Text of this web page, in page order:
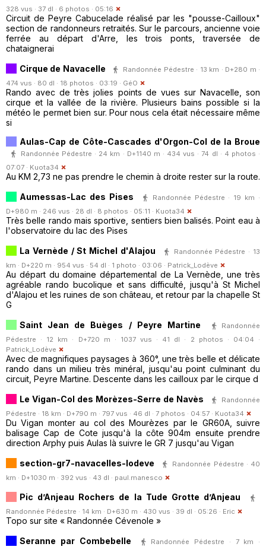
328 vus · 37 dl · 6 photos · 05:16
Circuit de Peyre Cabucelade réalisé par les "pousse-Cailloux"
section de randonneurs retraités. Sur le parcours, ancienne voie
ferrée au départ d'Arre, les trois ponts, traversée de
chataignerai
Cirque de Navacelle
Randonnée Pédestre · 13 km · D+280 m ·
474 vus · 80 dl · 18 photos · 03:19 · GéO
Rando avec de très jolies points de vues sur Navacelle, son
cirque et la vallée de la rivière. Plusieurs bains possible si la
météo le permet bien sur. Pour nous cela était nécessaire même
si
Aulas-Cap de Côte-Cascades d'Orgon-Col de la Broue
Randonnée Pédestre · 24 km · D+1140 m · 434 vus · 74 dl · 4 photos ·
07:07 · Kuota34
Au KM 2,73 ne pas prendre le chemin à droite rester sur la route.
Aumessas-Lac des Pises
Randonnée Pédestre · 19 km ·
D+980 m · 246 vus · 28 dl · 8 photos · 05:11 · Kuota34
Très belle rando mais sportive, sentiers bien balisés. Point eau à
l'observatoire du lac des Pises
La Vernède / St Michel d'Alajou
Randonnée Pédestre · 13
km · D+220 m · 954 vus · 54 dl · 1 photo · 03:06 · Patrick_Lodève
Au départ du domaine départemental de La Vernède, une très
agréable rando bucolique et sans difficulté, jusqu'à St Michel
d'Alajou et les ruines de son château, et retour par la chapelle St
G
Saint Jean de Buèges / Peyre Martine
Randonnée
Pédestre · 12 km · D+720 m · 1037 vus · 41 dl · 2 photos · 04:04 ·
Patrick_Lodève
Avec de magnifiques paysages à 360°, une très belle et délicate
rando dans un milieu très minéral, jusqu'au point culminant du
circuit, Peyre Martine. Descente dans les cailloux par le cirque d
Le Vigan-Col des Morèzes-Serre de Navès
Randonnée
Pédestre · 18 km · D+790 m · 797 vus · 46 dl · 7 photos · 04:57 · Kuota34
Du Vigan monter au col des Mourèzes par le GR60A, suivre
balisage Cap de Cote jusqu'à la côte 904m ensuite prendre
direction Arphy puis Aulas là suivre le GR 7 jusqu'au Vigan
section-gr7-navacelles-lodeve
Randonnée Pédestre · 40
km · D+1030 m · 392 vus · 43 dl · paul.manesco
Pic d’Anjeau Rochers de la Tude Grotte d’Anjeau
Randonnée Pédestre · 14 km · D+630 m · 430 vus · 39 dl · 05:26 · Eric
Topo sur site « Randonnée Cévenole »
Seranne par Combebelle
Randonnée Pédestre · 7 km ·